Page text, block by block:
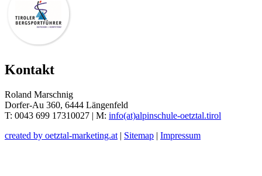
Kontakt
Roland Marschnig
Dorfer-Au 360, 6444 Längenfeld
T: 0043 699 17310027 | M: info(at)alpinschule-oetztal.tirol
created by oetztal-marketing.at | Sitemap | Impressum